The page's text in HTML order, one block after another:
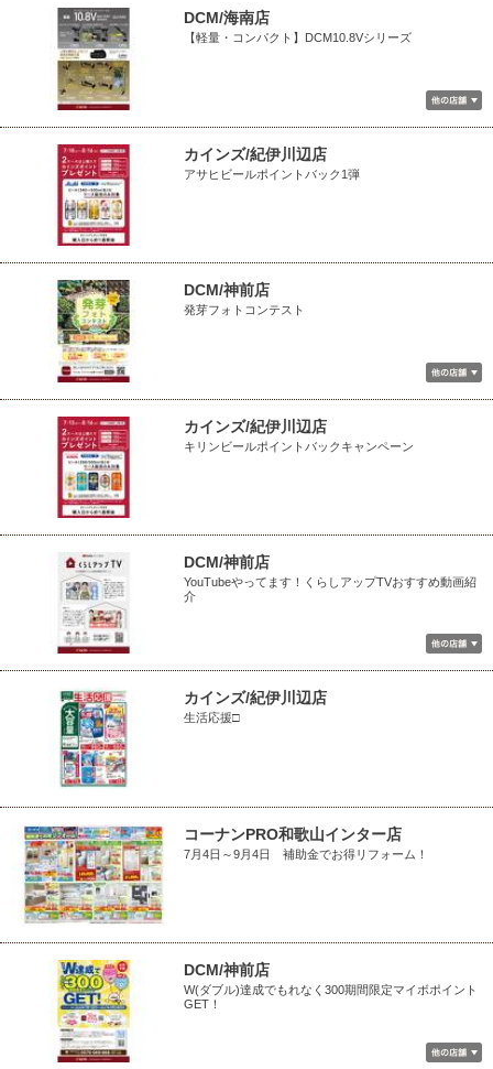
DCM/海南店
【軽量・コンパクト】DCM10.8Vシリーズ
カインズ/紀伊川辺店
アサヒビールポイントバック1弾
DCM/神前店
発芽フォトコンテスト
カインズ/紀伊川辺店
キリンビールポイントバックキャンペーン
DCM/神前店
YouTubeやってます！くらしアップTVおすすめ動画紹
介
カインズ/紀伊川辺店
生活応援□
コーナンPRO和歌山インター店
7月4日～9月4日 補助金でお得リフォーム！
DCM/神前店
W(ダブル)達成でもれなく300期間限定マイボポイント
GET！